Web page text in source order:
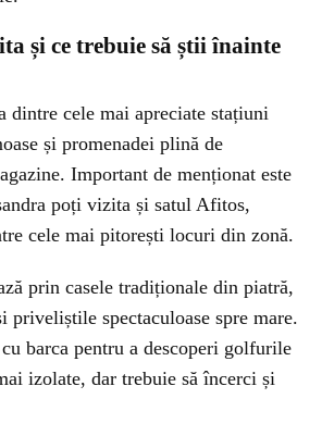
și ce trebuie să știi înainte
dintre cele mai apreciate stațiuni
și promenadei plină de
Important de menționat este
poți vizita și satul Afitos,
cele mai pitorești locuri din zonă.
prin casele tradiționale din piatră,
priveliștile spectaculoase spre mare.
barca pentru a descoperi golfurile
izolate, dar trebuie să încerci și